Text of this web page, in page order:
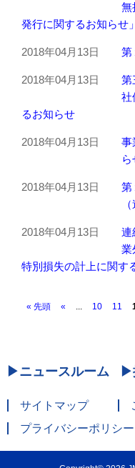
無
発行に関するお知らせ
2018年04月13日 第
2018年04月13日
第
社
るお知らせ
2018年04月13日
事
ら
2018年04月13日
第
2018年04月13日
連
業
特別損失の計上に関す
« 先頭 « ... 10 11
ニュースルーム
サイトマップ
プライバシーポリシー